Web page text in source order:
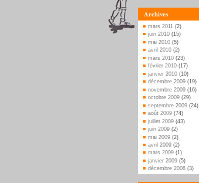
Archives
mars 2011 (2)
juin 2010 (15)
mai 2010 (5)
avril 2010 (2)
mars 2010 (23)
février 2010 (17)
janvier 2010 (10)
décembre 2009 (19)
novembre 2009 (16)
octobre 2009 (29)
septembre 2009 (24)
août 2009 (74)
juillet 2009 (43)
juin 2009 (2)
mai 2009 (2)
avril 2009 (2)
mars 2009 (1)
janvier 2009 (5)
décembre 2008 (3)